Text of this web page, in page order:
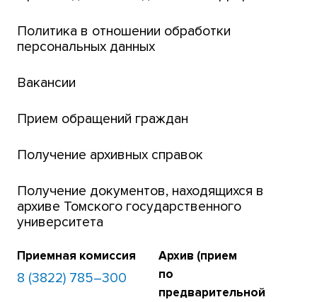
Интернет-лицей
Открытые онлайн-курсы (MOOCs)
Платежи онлайн
Банк инициатив по развитию университета
Политика в отношении обработки
персональных данных
Вакансии
Прием обращений граждан
Получение архивных справок
Получение документов, находящихся в
архиве Томского государственного
университета
Приемная комиссия
8 (3822) 785–300
Архив (прием
по
предварительной